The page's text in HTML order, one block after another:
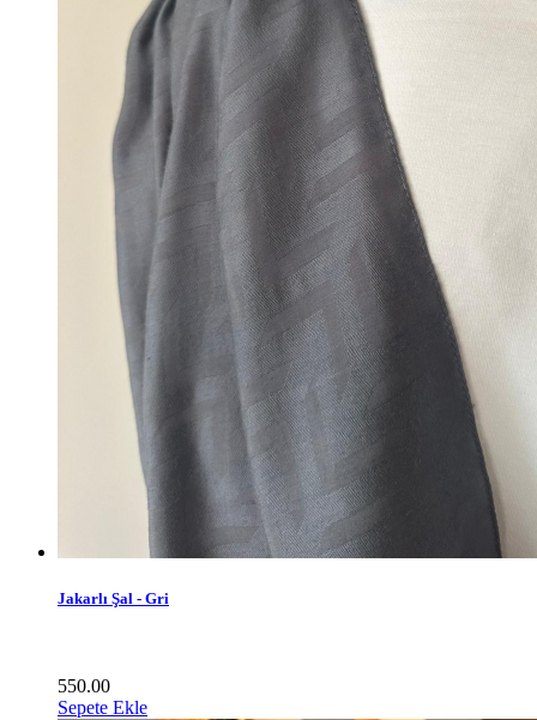
Jakarlı Şal - Gri
550.00
Sepete Ekle